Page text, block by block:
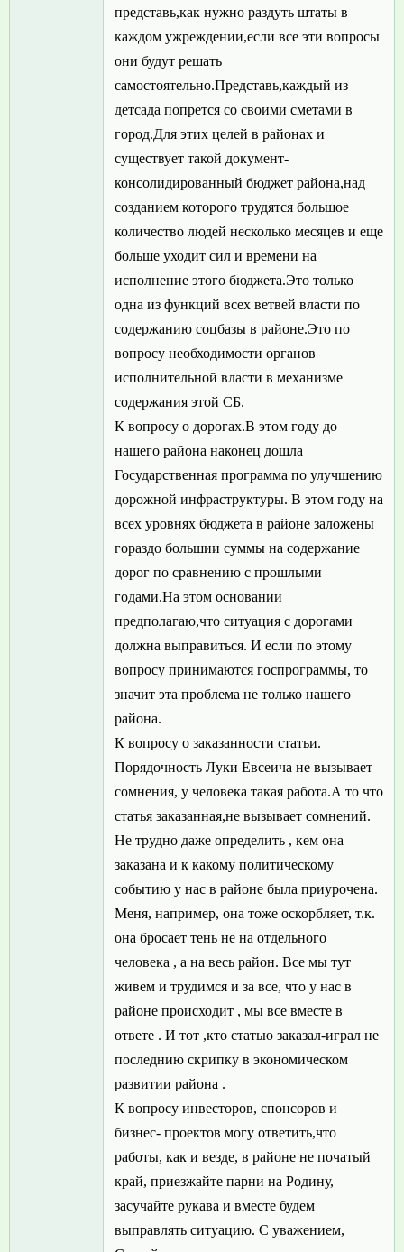
представь,как нужно раздуть штаты в
каждом ужреждении,если все эти вопросы
они будут решать
самостоятельно.Представь,каждый из
детсада попрется со своими сметами в
город.Для этих целей в районах и
существует такой документ-
консолидированный бюджет района,над
созданием которого трудятся большое
количество людей несколько месяцев и еще
больше уходит сил и времени на
исполнение этого бюджета.Это только
одна из функций всех ветвей власти по
содержанию соцбазы в районе.Это по
вопросу необходимости органов
исполнительной власти в механизме
содержания этой СБ.
К вопросу о дорогах.В этом году до
нашего района наконец дошла
Государственная программа по улучшению
дорожной инфраструктуры. В этом году на
всех уровнях бюджета в районе заложены
гораздо большии суммы на содержание
дорог по сравнению с прошлыми
годами.На этом основании
предполагаю,что ситуация с дорогами
должна выправиться. И если по этому
вопросу принимаются госпрограммы, то
значит эта проблема не только нашего
района.
К вопросу о заказанности статьи.
Порядочность Луки Евсеича не вызывает
сомнения, у человека такая работа.А то что
статья заказанная,не вызывает сомнений.
Не трудно даже определить , кем она
заказана и к какому политическому
событию у нас в районе была приурочена.
Меня, например, она тоже оскорбляет, т.к.
она бросает тень не на отдельного
человека , а на весь район. Все мы тут
живем и трудимся и за все, что у нас в
районе происходит , мы все вместе в
ответе . И тот ,кто статью заказал-играл не
последнию скрипку в экономическом
развитии района .
К вопросу инвесторов, спонсоров и
бизнес- проектов могу ответить,что
работы, как и везде, в районе не початый
край, приезжайте парни на Родину,
засучайте рукава и вместе будем
выправлять ситуацию. С уважением,